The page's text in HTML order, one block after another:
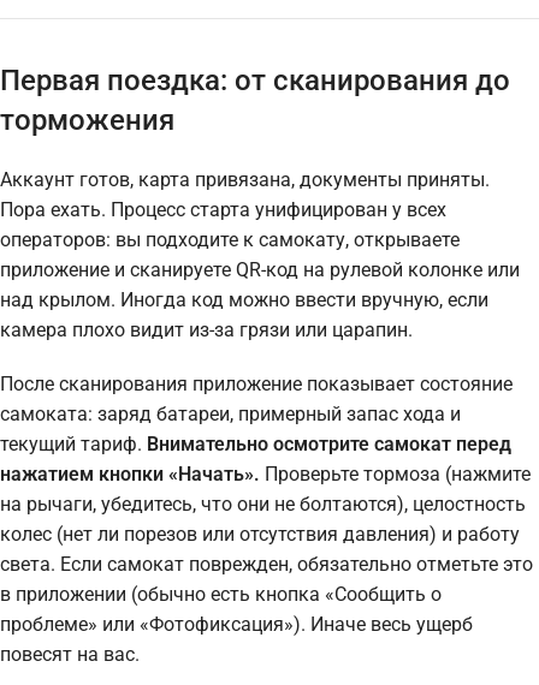
Первая поездка: от сканирования до
торможения
Аккаунт готов, карта привязана, документы приняты.
Пора ехать. Процесс старта унифицирован у всех
операторов: вы подходите к самокату, открываете
приложение и сканируете QR-код на рулевой колонке или
над крылом. Иногда код можно ввести вручную, если
камера плохо видит из-за грязи или царапин.
После сканирования приложение показывает состояние
самоката: заряд батареи, примерный запас хода и
текущий тариф. Внимательно осмотрите самокат перед
нажатием кнопки «Начать». Проверьте тормоза (нажмите
на рычаги, убедитесь, что они не болтаются), целостность
колес (нет ли порезов или отсутствия давления) и работу
света. Если самокат поврежден, обязательно отметьте это
в приложении (обычно есть кнопка «Сообщить о
проблеме» или «Фотофиксация»). Иначе весь ущерб
повесят на вас.